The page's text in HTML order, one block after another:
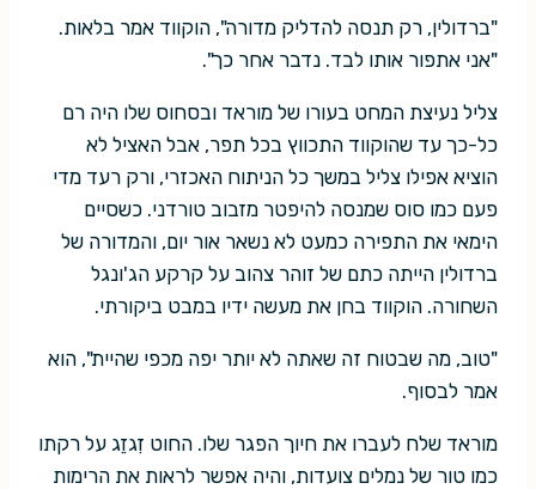
"ברדולין, רק תנסה להדליק מדורה", הוקווד אמר בלאות.
"אני אתפור אותו לבד. נדבר אחר כך".
צליל נעיצת המחט בעורו של מוראד ובסחוס שלו היה רם
כל-כך עד שהוקווד התכווץ בכל תפר, אבל האציל לא
הוציא אפילו צליל במשך כל הניתוח האכזרי, ורק רעד מדי
פעם כמו סוס שמנסה להיפטר מזבוב טורדני. כשסיים
הימאי את התפירה כמעט לא נשאר אור יום, והמדורה של
ברדולין הייתה כתם של זוהר צהוב על קרקע הג'ונגל
השחורה. הוקווד בחן את מעשה ידיו במבט ביקורתי.
"טוב, מה שבטוח זה שאתה לא יותר יפה מכפי שהיית", הוא
אמר לבסוף.
מוראד שלח לעברו את חיוך הפגר שלו. החוט זִגזֵג על רקתו
כמו טור של נמלים צועדות, והיה אפשר לראות את הרימות